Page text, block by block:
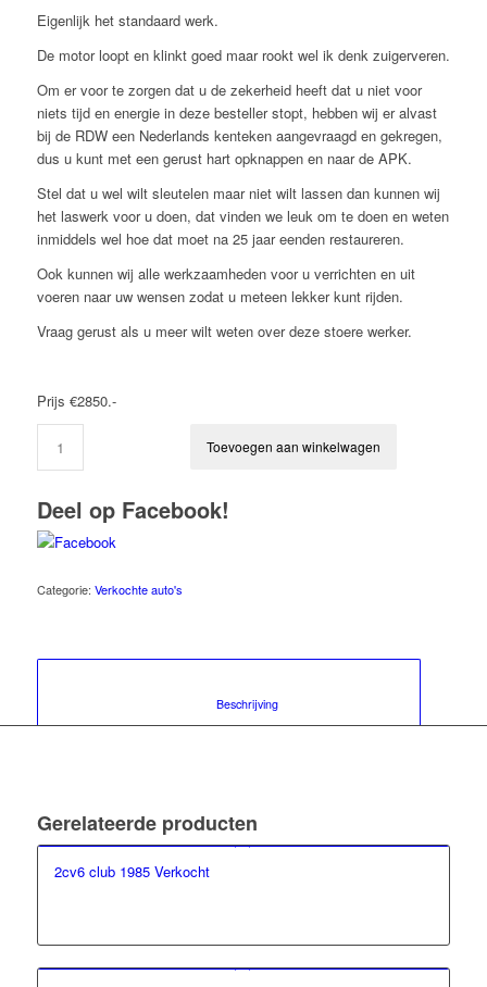
Eigenlijk het standaard werk.
De motor loopt en klinkt goed maar rookt wel ik denk zuigerveren.
Om er voor te zorgen dat u de zekerheid heeft dat u niet voor
niets tijd en energie in deze besteller stopt, hebben wij er alvast
bij de RDW een Nederlands kenteken aangevraagd en gekregen,
dus u kunt met een gerust hart opknappen en naar de APK.
Stel dat u wel wilt sleutelen maar niet wilt lassen dan kunnen wij
het laswerk voor u doen, dat vinden we leuk om te doen en weten
inmiddels wel hoe dat moet na 25 jaar eenden restaureren.
Ook kunnen wij alle werkzaamheden voor u verrichten en uit
voeren naar uw wensen zodat u meteen lekker kunt rijden.
Vraag gerust als u meer wilt weten over deze stoere werker.
Prijs €2850.-
Toevoegen aan winkelwagen
Deel op Facebook!
Categorie: Verkochte auto's
						Beschrijving
Gerelateerde producten
2cv6 club 1985 Verkocht